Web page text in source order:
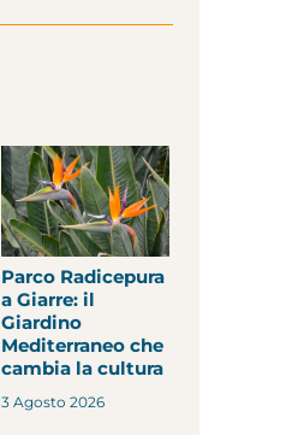
Parco Radicepura
a Giarre: il
Giardino
Mediterraneo che
cambia la cultura
3 Agosto 2026